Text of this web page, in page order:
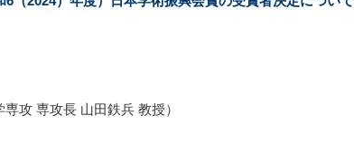
専攻 専攻長 山田鉄兵 教授）